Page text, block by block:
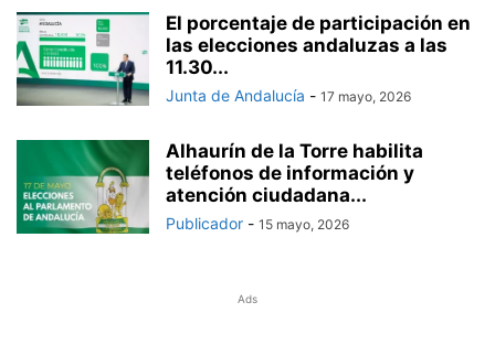
El porcentaje de participación en
las elecciones andaluzas a las
11.30...
Junta de Andalucía - 17 mayo, 2026
Alhaurín de la Torre habilita
teléfonos de información y
atención ciudadana...
Publicador - 15 mayo, 2026
Ads